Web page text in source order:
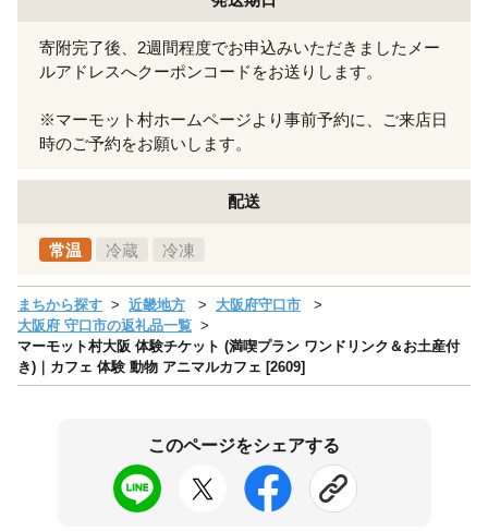
寄附完了後、2週間程度でお申込みいただきましたメー
ルアドレスへクーポンコードをお送りします。
※マーモット村ホームページより事前予約に、ご来店日
時のご予約をお願いします。
配送
常温 冷蔵 冷凍
まちから探す 近畿地方
大阪府守口市
大阪府 守口市の返礼品一覧
マーモット村大阪 体験チケット (満喫プラン ワンドリンク＆お土産付
き)｜カフェ 体験 動物 アニマルカフェ [2609]
このページをシェアする